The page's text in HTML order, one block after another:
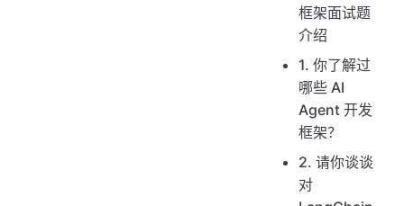
框架面试题
介绍
1. 你了解过
哪些 AI
Agent 开发
框架？
2. 请你谈谈
对